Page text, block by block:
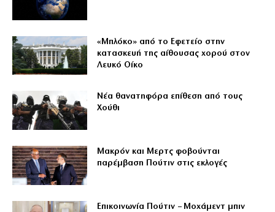
«Μπλόκο» από το Εφετείο στην
κατασκευή της αίθουσας χορού στον
Λευκό Οίκο
Νέα θανατηφόρα επίθεση από τους
Χούθι
Μακρόν και Μερτς φοβούνται
παρέμβαση Πούτιν στις εκλογές
Επικοινωνία Πούτιν – Μοχάμεντ μπιν